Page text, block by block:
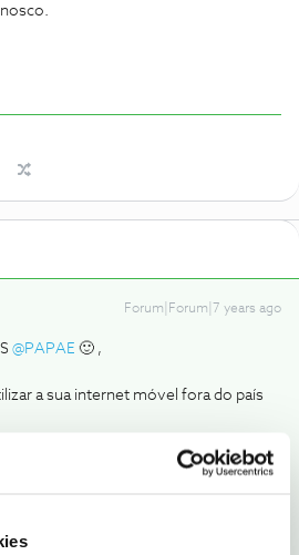
Forum|Forum|7 years ago
@PAPAE 🙂 ,
a sua internet móvel fora do país
ou sugestão, partilhe connosco.